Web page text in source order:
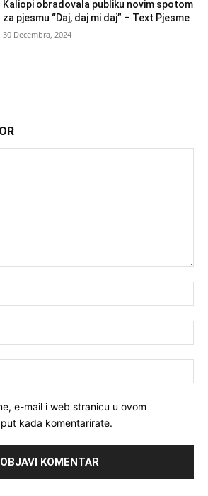
Kaliopi obradovala publiku novim spotom
za pjesmu “Daj, daj mi daj” – Text Pjesme
30 Decembra, 2024
e-mail i web stranicu u ovom
kada komentarirate.